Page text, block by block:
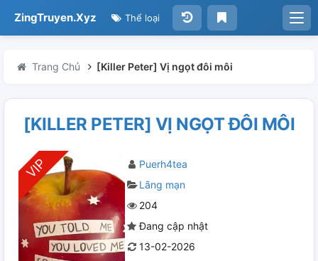
ZingTruyen.Xyz Thể loại
Trang Chủ [Killer Peter] Vị ngọt đôi môi
[KILLER PETER] VỊ NGỌT ĐÔI MÔI
Puerh4tea
Lãng mạn
204
Đang cập nhật
13-02-2026